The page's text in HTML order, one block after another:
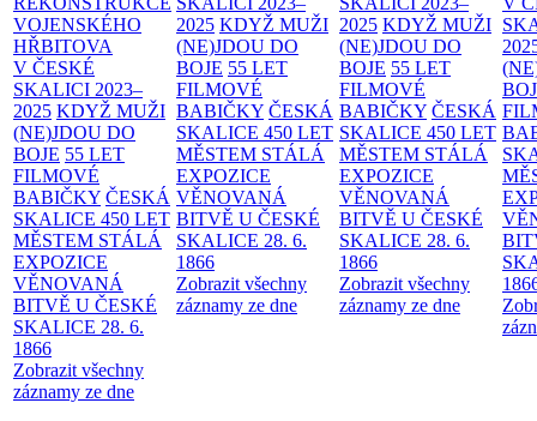
VOJENSKÉHO
HŘBITOVA
V ČESKÉ
SKALICI 2023–
2025 KDYŽ MUŽI
(NE)JDOU DO
BOJE 55 LET
FILMOVÉ
BABIČKY ČESKÁ
SKALICE 450 LET
MĚSTEM STÁLÁ
EXPOZICE
VĚNOVANÁ
BITVĚ U ČESKÉ
SKALICE 28. 6.
1866
Zobrazit všechny
záznamy ze dne
2025 KDYŽ MUŽI
(NE)JDOU DO
BOJE 55 LET
FILMOVÉ
BABIČKY ČESKÁ
SKALICE 450 LET
MĚSTEM STÁLÁ
EXPOZICE
VĚNOVANÁ
BITVĚ U ČESKÉ
SKALICE 28. 6.
1866
Zobrazit všechny
záznamy ze dne
2025 KDYŽ MUŽI
(NE)JDOU DO
BOJE 55 LET
FILMOVÉ
BABIČKY ČESKÁ
SKALICE 450 LET
MĚSTEM STÁLÁ
EXPOZICE
VĚNOVANÁ
BITVĚ U ČESKÉ
SKALICE 28. 6.
1866
Zobrazit všechny
záznamy ze dne